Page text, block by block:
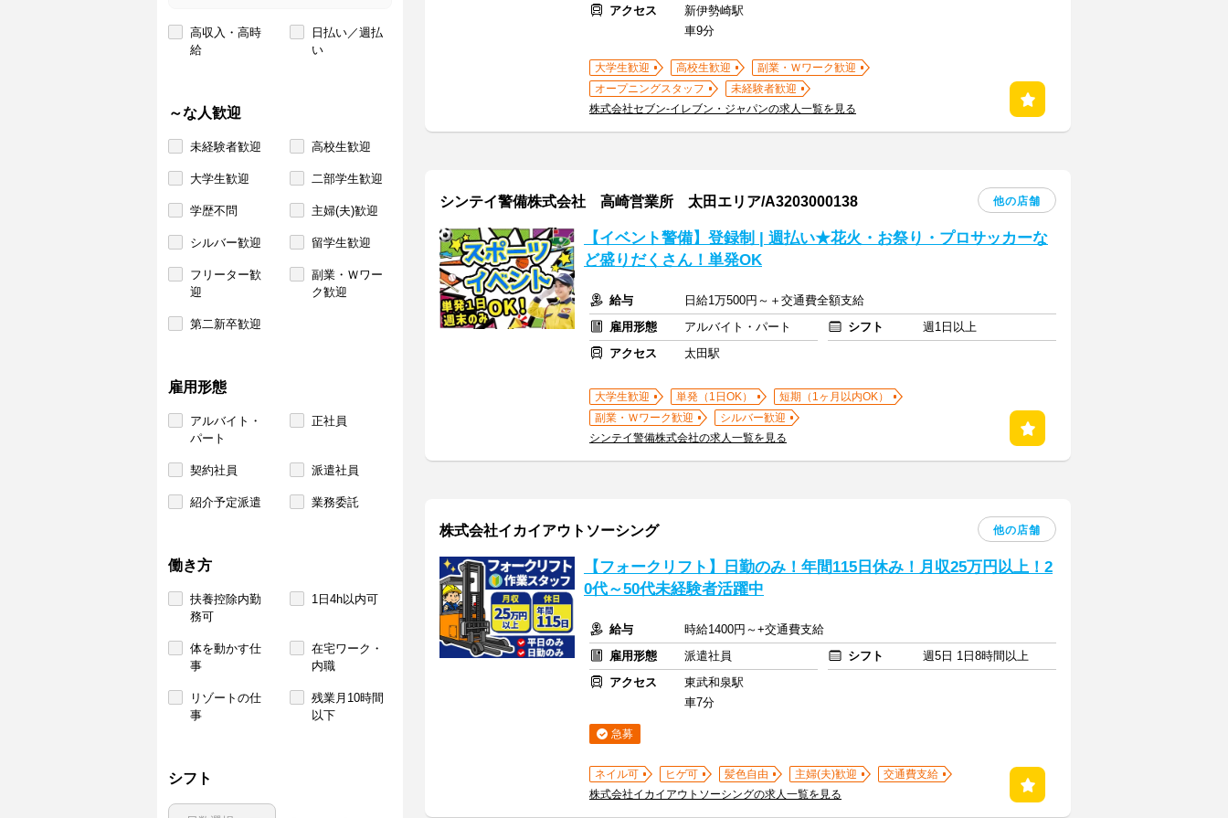
高収入・高時
給
日払い／週払
い
～な人歓迎
未経験者歓迎 高校生歓迎
大学生歓迎 二部学生歓迎
学歴不問 主婦(夫)歓迎
シルバー歓迎 留学生歓迎
フリーター歓
迎
副業・Ｗワー
ク歓迎
第二新卒歓迎
雇用形態
アルバイト・
パート
正社員
契約社員 派遣社員
紹介予定派遣 業務委託
働き方
扶養控除内勤
務可
1日4h以内可
体を動かす仕
事
在宅ワーク・
内職
リゾートの仕
事
残業月10時間
以下
シフト
アクセス
新伊勢崎駅
車9分
大学生歓迎 高校生歓迎
副業・Ｗワーク歓迎
オープニングスタッフ
未経験者歓迎
株式会社セブン-イレブン・ジャパンの求人一覧を見る
シンテイ警備株式会社 高崎営業所 太田エリア/A3203000138 他の店舗
【イベント警備】登録制 | 週払い★花火・お祭り・プロサッカーな
ど盛りだくさん！単発OK
給与
日給1万500円～＋交通費全額支給
雇用形態
アルバイト・パート シフト
週1日以上
アクセス
太田駅
大学生歓迎 単発（1日OK）
短期（1ヶ月以内OK）
副業・Ｗワーク歓迎
シルバー歓迎
シンテイ警備株式会社の求人一覧を見る
株式会社イカイアウトソーシング 他の店舗
【フォークリフト】日勤のみ！年間115日休み！月収25万円以上！2
0代～50代未経験者活躍中
給与
時給1400円～+交通費支給
雇用形態
派遣社員 シフト
週5日 1日8時間以上
アクセス
東武和泉駅
車7分
急募
ネイル可 ヒゲ可 髪色自由 主婦(夫)歓迎
交通費支給
株式会社イカイアウトソーシングの求人一覧を見る